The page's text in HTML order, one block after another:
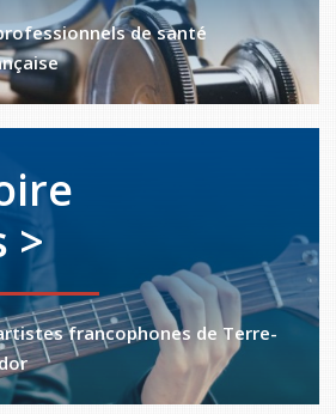
de santé
>
francophones de Terre-